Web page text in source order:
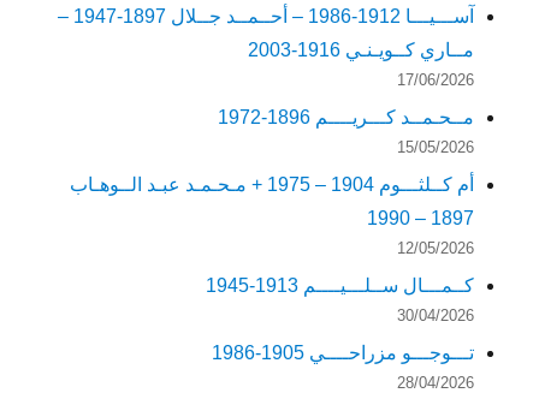
آســـيـــا 1912-1986 – أحــمــد جــلال 1897-1947 –
مــاري كــويـنـي 1916-2003
17/06/2026
مــحـمــد كـــريــــم 1896-1972
15/05/2026
أم كــلثـــوم 1904 – 1975 + مـحـمـد عبـد الــوهـاب
1897 – 1990
12/05/2026
كــمـــال ســلـــيــــم 1913-1945
30/04/2026
تـــوجـــو مزراحــــي 1905-1986
28/04/2026